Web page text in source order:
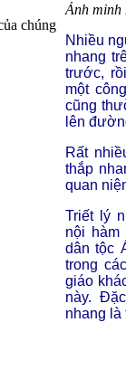
chúng
Ảnh minh
Nhiều
nhang
trước,
một
cũng
lên
Rất
thắp
quan
Triết lý
nội hàm
dân tộc
trong
giáo
này.
nhang là